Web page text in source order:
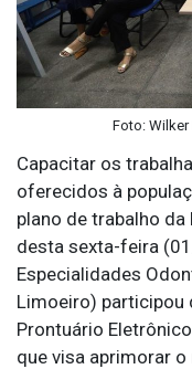
Foto:
Capacitar os
oferecidos à
plano de trabalho
desta sexta-feira
Especialidades
Limoeiro) participou
Prontuário
que visa aprimorar